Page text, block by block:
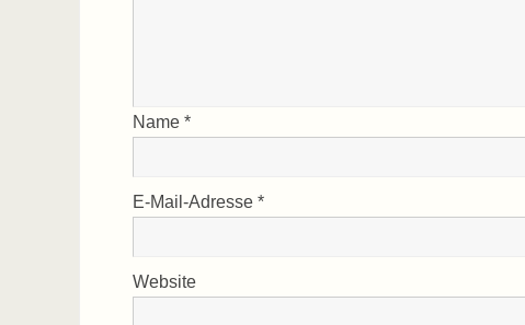
Name *
E-Mail-Adresse *
Website